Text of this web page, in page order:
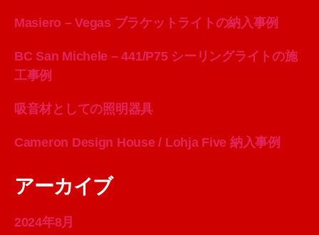
Masiero – Vegas ブラケットライトの納入事例
BC San Michele – 441/P75 シーリングライトの施
工事例
吸音材としての照明器具
Cameron Design House / Lohja Five 納入事例
アーカイブ
2024年8月